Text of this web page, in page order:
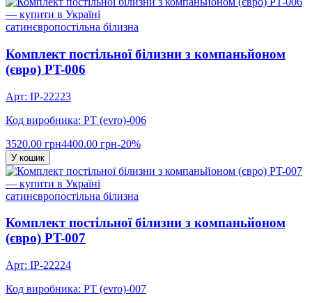
сатинєвропостільна білизна
Комплект постільної білизни з компаньйоном
(євро) PT-006
Арт: IP-22223
Код виробника: PT (evro)-006
3520.00 грн4400.00 грн-20%
У кошик
сатинєвропостільна білизна
Комплект постільної білизни з компаньйоном
(євро) PT-007
Арт: IP-22224
Код виробника: PT (evro)-007